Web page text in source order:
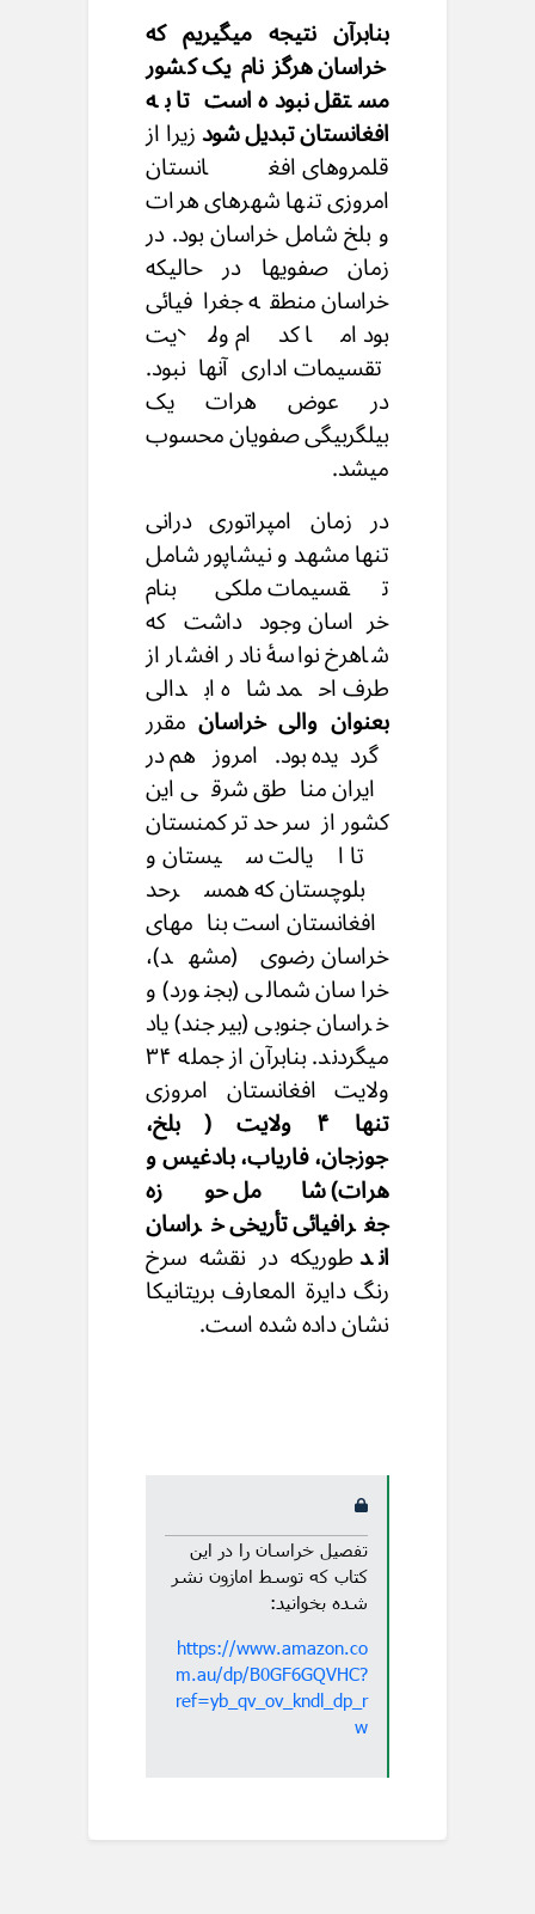
بنابرآن نتیجه میگیریم که
خراسان هرگز نام یک کشور
مستقل نبوده است تا به
افغانستان تبدیل شودزیرا از
قلمروهای افغانستان
امروزی تنها شهرهای هرات
و بلخ شامل خراسان بود. در
زمان صفویها در حالیکه
خراسان منطقه جغرافیائی
بود اما کدام ولایت
تقسیمات اداری آنها نبود.
در عوض هرات یک
بیلگربیگی صفویان محسوب
میشد.
در زمان امپراتوری درانی
تنها مشهد و نیشاپور شامل
تقسیمات ملکی بنام
خراسان وجود داشت که
شاهرخ نواسهٔ نادر افشار از
طرف احمد شاه ابدالی
بعنوان والی خراسان مقرر
گردیده بود. امروز هم در
ایران مناطق شرقی این
کشور از سرحد ترکمنستان
تا ایالت سیستان و
بلوچستان که همسرحد
افغانستان است بنامهای
خراسان رضوی (مشهد)،
خراسان شمالی (بجنورد) و
خراسان جنوبی (بیرجند) یاد
میگردند. بنابرآن از جمله ۳۴
ولایت افغانستان امروزی
تنها ۴ ولایت ( بلخ،
جوزجان، فاریاب، بادغیس و
هرات) شامل حوزه
جغرافیائی تأریخی خراسان
اندطوریکه در نقشه سرخ
رنگ دایرة المعارف بریتانیکا
نشان داده شده است.
تفصیل خراسان را در این
کتاب که توسط امازون نشر
شده بخوانید:
https://www.amazon.co
m.au/dp/B0GF6GQVHC?
ref=yb_qv_ov_kndl_dp_r
w